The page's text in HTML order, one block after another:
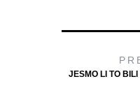
JESMO LI TO